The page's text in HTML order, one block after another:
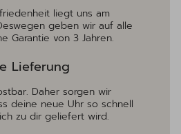
liegt uns am
geben wir auf alle
Garantie von 3 Jahren.
Lieferung
Daher sorgen wir
deine neue Uhr so schnell
zu dir geliefert wird.